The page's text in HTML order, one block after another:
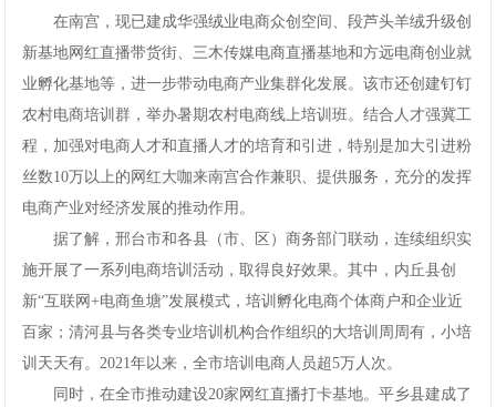
在南宫，现已建成华强绒业电商众创空间、段芦头羊绒升级创
新基地网红直播带货街、三木传媒电商直播基地和方远电商创业就
业孵化基地等，进一步带动电商产业集群化发展。该市还创建钉钉
农村电商培训群，举办暑期农村电商线上培训班。结合人才强冀工
程，加强对电商人才和直播人才的培育和引进，特别是加大引进粉
丝数10万以上的网红大咖来南宫合作兼职、提供服务，充分的发挥
电商产业对经济发展的推动作用。
据了解，邢台市和各县（市、区）商务部门联动，连续组织实
施开展了一系列电商培训活动，取得良好效果。其中，内丘县创
新“互联网+电商鱼塘”发展模式，培训孵化电商个体商户和企业近
百家；清河县与各类专业培训机构合作组织的大培训周周有，小培
训天天有。2021年以来，全市培训电商人员超5万人次。
同时，在全市推动建设20家网红直播打卡基地。平乡县建成了